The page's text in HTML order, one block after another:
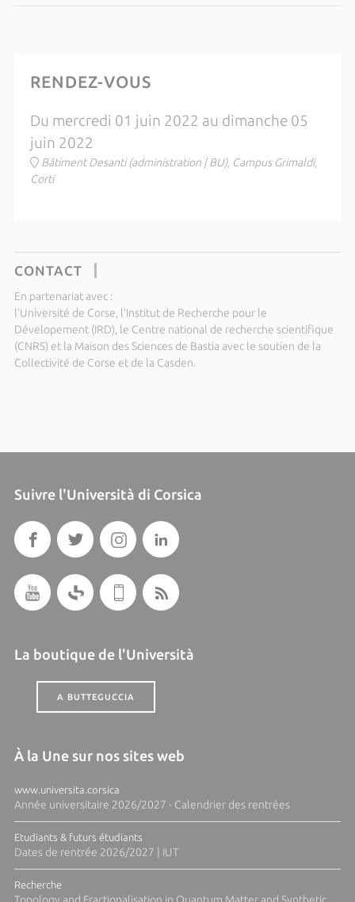
RENDEZ-VOUS
Du mercredi 01 juin 2022 au dimanche 05
juin 2022
Bâtiment Desanti (administration | BU), Campus Grimaldi,
Corti
CONTACT
En partenariat avec :
l’Université de Corse, l’Institut de Recherche pour le
Dévelopement (IRD), le Centre national de recherche scientifique
(CNRS) et la Maison des Sciences de Bastia avec le soutien de la
Collectivité de Corse et de la Casden.
Suivre l'Università di Corsica
La boutique de l'Università
A BUTTEGUCCIA
À la Une sur nos sites web
www.universita.corsica
Année universitaire 2026/2027 - Calendrier des rentrées
Etudiants & futurs étudiants
Dates de rentrée 2026/2027 | IUT
Recherche
Topology and Fractionalisation in Quantum Matter and Synthetic